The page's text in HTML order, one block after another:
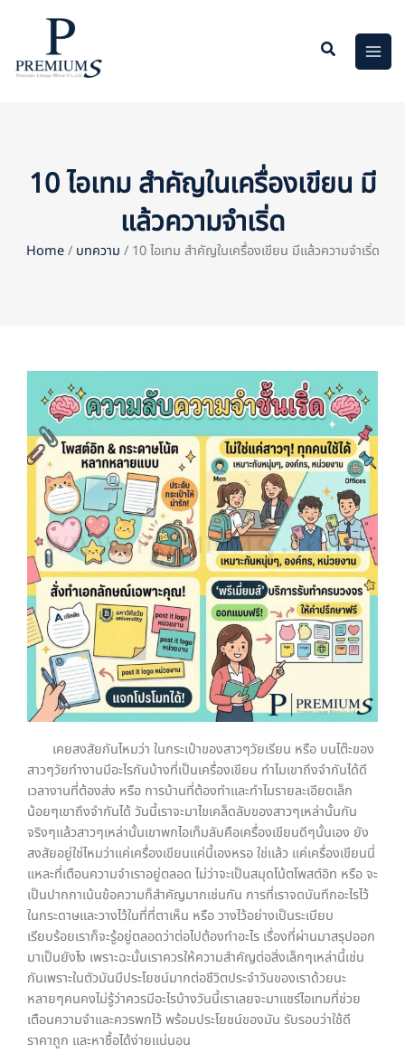
10 ไอเทม สำคัญในเครื่องเขียน มี
แล้วความจำเริ่ด
Home/ บทความ / 10 ไอเทม สำคัญในเครื่องเขียน มีแล้วความจำเริ่ด
เคยสงสัยกันไหมว่า ในกระเป๋าของสาวๆวัยเรียน หรือ บนโต๊ะของ
สาวๆวัยทำงานมีอะไรกันบ้างที่เป็นเครื่องเขียน ทำไมเขาถึงจำกันได้ดี
เวลางานที่ต้องส่ง หรือ การบ้านที่ต้องทำและทำไมรายละเอียดเล็ก
น้อยๆเขาถึงจำกันได้ วันนี้เราจะมาไขเคล็ดลับของสาวๆเหล่านั้นกัน
จริงๆแล้วสาวๆเหล่านั้นเขาพกไอเท็มลับคือเครื่องเขียนดีๆนั้นเอง ยัง
สงสัยอยู่ใช่ไหมว่าแค่เครื่องเขียนแค่นี้เองหรอ ใช่แล้ว แค่เครื่องเขียนนี่
แหละที่เตือนความจำเราอยู่ตลอด ไม่ว่าจะเป็นสมุดโน้ตโพสต์อิท หรือ จะ
เป็นปากกาเน้นข้อความก็สำคัญมากเช่นกัน การที่เราจดบันทึกอะไรไว้
ในกระดาษและวางไว้ในที่ที่ตาเห็น หรือ วางไว้อย่างเป็นระเบียบ
เรียบร้อยเราก็จะรู้อยู่ตลอดว่าต่อไปต้องทำอะไร เรื่องที่ผ่านมาสรุปออก
มาเป็นยังไง เพราะฉะนั้นเราควรให้ความสำคัญต่อสิ่งเล็กๆเหล่านี้เช่น
กันเพราะในตัวมันมีประโยชน์มากต่อชีวิตประจำวันของเราด้วยนะ
หลายๆคนคงไม่รู้ว่าควรมีอะไรบ้างวันนี้เราเลยจะมาแชร์ไอเทมที่ช่วย
เตือนความจำและควรพกไว้ พร้อมประโยชน์ของมัน รับรอบว่าใช้ดี
ราคาถูก และหาซื้อได้ง่ายแน่นอน